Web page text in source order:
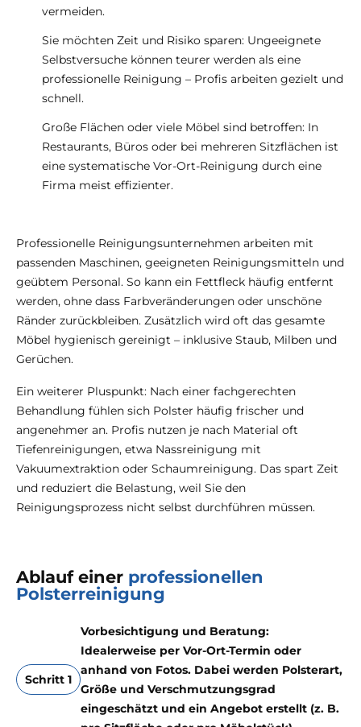
vermeiden.
Sie möchten Zeit und Risiko sparen: Ungeeignete
Selbstversuche können teurer werden als eine
professionelle Reinigung – Profis arbeiten gezielt und
schnell.
Große Flächen oder viele Möbel sind betroffen: In
Restaurants, Büros oder bei mehreren Sitzflächen ist
eine systematische Vor-Ort-Reinigung durch eine
Firma meist effizienter.
Professionelle Reinigungsunternehmen arbeiten mit
passenden Maschinen, geeigneten Reinigungsmitteln und
geübtem Personal. So kann ein Fettfleck häufig entfernt
werden, ohne dass Farbveränderungen oder unschöne
Ränder zurückbleiben. Zusätzlich wird oft das gesamte
Möbel hygienisch gereinigt – inklusive Staub, Milben und
Gerüchen.
Ein weiterer Pluspunkt: Nach einer fachgerechten
Behandlung fühlen sich Polster häufig frischer und
angenehmer an. Profis nutzen je nach Material oft
Tiefenreinigungen, etwa Nassreinigung mit
Vakuumextraktion oder Schaumreinigung. Das spart Zeit
und reduziert die Belastung, weil Sie den
Reinigungsprozess nicht selbst durchführen müssen.
Ablauf einer professionellen
Polsterreinigung
Schritt 1
Vorbesichtigung und Beratung:
Idealerweise per Vor-Ort-Termin oder
anhand von Fotos. Dabei werden Polsterart,
Größe und Verschmutzungsgrad
eingeschätzt und ein Angebot erstellt (z. B.